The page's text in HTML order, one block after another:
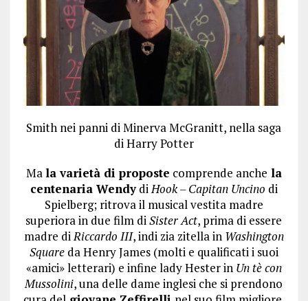
Smith nei panni di Minerva McGranitt, nella saga
di Harry Potter
Mala varietà di proposte comprende anche la
centenaria WendydiHook – Capitan Uncino di
Spielberg; ritrova il musical vestita madre
superiora in due film diSister Act, prima di essere
madre diRiccardo III, indi zia zitella in Washington
Squareda Henry James (molti e qualificati i suoi
«amici» letterari) e infine lady Hester in Un tè con
Mussolini, una delle dame inglesi che si prendono